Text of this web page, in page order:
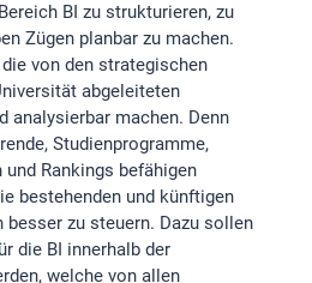
BI zu strukturieren, zu
Zügen planbar zu machen.
von den strategischen
abgeleiteten
analysierbar machen. Denn
Studienprogramme,
Rankings befähigen
bestehenden und künftigen
besser zu steuern. Dazu sollen
die BI innerhalb der
welche von allen